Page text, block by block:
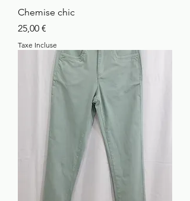
Chemise chic
Prix
25,00 €
Taxe Incluse